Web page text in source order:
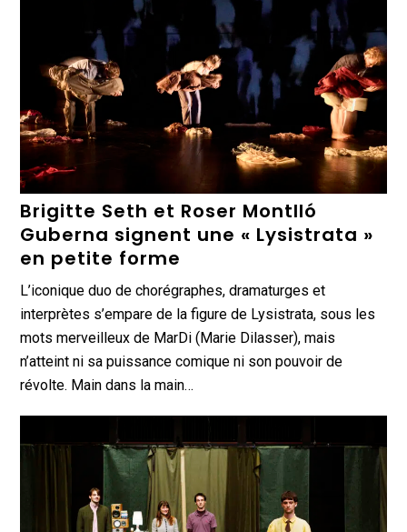
Brigitte Seth et Roser Montlló
Guberna signent une « Lysistrata »
en petite forme
L’iconique duo de chorégraphes, dramaturges et
interprètes s’empare de la figure de Lysistrata, sous les
mots merveilleux de MarDi (Marie Dilasser), mais
n’atteint ni sa puissance comique ni son pouvoir de
révolte. Main dans la main…